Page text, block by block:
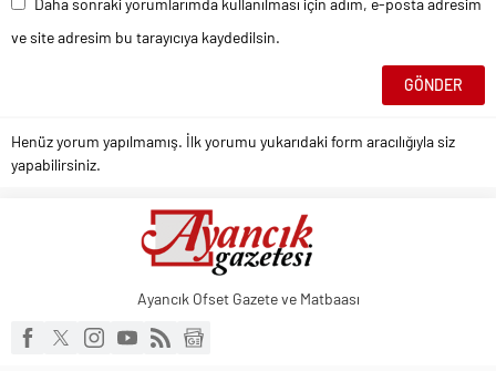
ve site adresim bu tarayıcıya kaydedilsin.
Henüz yorum yapılmamış. İlk yorumu yukarıdaki form aracılığıyla siz
yapabilirsiniz.
Ayancık Ofset Gazete ve Matbaası